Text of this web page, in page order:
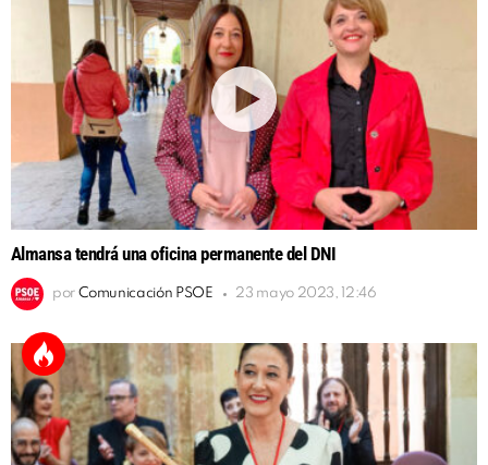
Almansa tendrá una oficina permanente del DNI
por Comunicación PSOE 23 mayo 2023, 12:46